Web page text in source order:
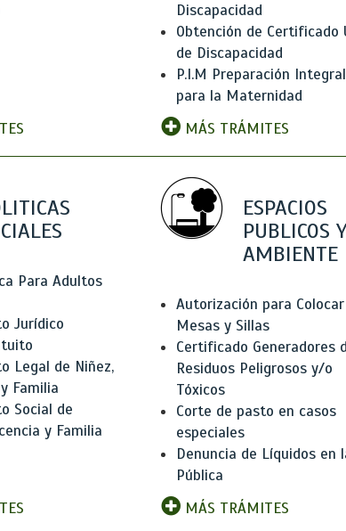
Discapacidad
Obtención de Certificado
de Discapacidad
P.I.M Preparación Integral
para la Maternidad
MÁS TRÁMITES
Para Adultos
Jurídico
Legal de Niñez,
Familia
Social de
y Familia
ESPACIOS
PUBLICOS Y
AMBIENTE
Autorización para Colocar
Mesas y Sillas
Certificado Generadores
Residuos Peligrosos y/o
Tóxicos
Corte de pasto en casos
especiales
Denuncia de Líquidos en
Pública
MÁS TRÁMITES